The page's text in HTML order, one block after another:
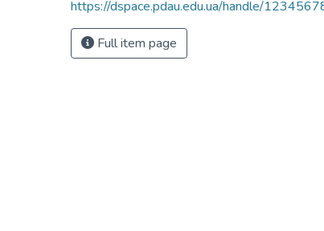
https://dspace.pdau.edu.ua/handle/
Full item page